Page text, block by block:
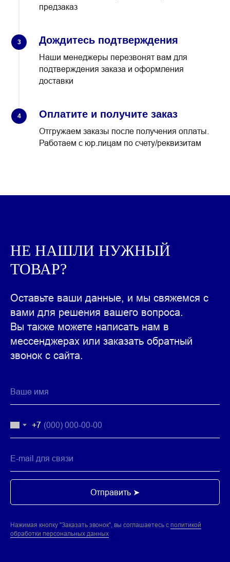
предзаказ
3 Дождитесь подтверждения
Наши менеджеры перезвонят вам для
подтверждения заказа и оформления
доставки
4 Оплатите и получите заказ
Отгружаем заказы после получения оплаты.
Работаем с юр.лицам по счету/реквизитам
НЕ НАШЛИ НУЖНЫЙ
ТОВАР?
Оставьте ваши данные, и мы свяжемся с
вами для решения вашего вопроса.
Вы также можете написать нам в
мессенджерах или заказать обратный
звонок с сайта.
+7
Отправить ➤
Нажимая кнопку "Заказать звонок", вы соглашаетесь с политикой
обработки персональных данных
КРУПНЫЙ ОПТ ВАРЕНОЙ
КОЛБАСЫ
ОТ INTERFOODGROUP
ВОПРОСЫ И ОТВЕТЫ